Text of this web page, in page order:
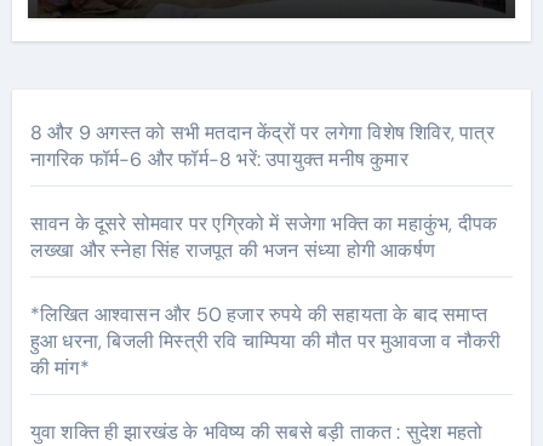
8 और 9 अगस्त को सभी मतदान केंद्रों पर लगेगा विशेष शिविर, पात्र
नागरिक फॉर्म-6 और फॉर्म-8 भरें: उपायुक्त मनीष कुमार
सावन के दूसरे सोमवार पर एग्रिको में सजेगा भक्ति का महाकुंभ, दीपक
लख्खा और स्नेहा सिंह राजपूत की भजन संध्या होगी आकर्षण
*लिखित आश्वासन और 50 हजार रुपये की सहायता के बाद समाप्त
हुआ धरना, बिजली मिस्त्री रवि चाम्पिया की मौत पर मुआवजा व नौकरी
की मांग*
युवा शक्ति ही झारखंड के भविष्य की सबसे बड़ी ताकत : सुदेश महतो